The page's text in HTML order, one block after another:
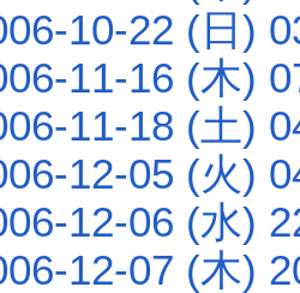
10-22 (日)
11-16 (木)
11-18 (土)
12-05 (火)
12-06 (水)
12-07 (木)